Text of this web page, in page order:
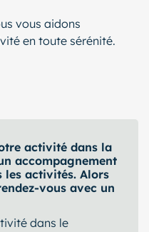
vous aidons
en toute sérénité.
activité dans la
accompagnement
les activités. Alors
vous avec un
dans le